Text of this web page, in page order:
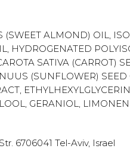
ALMOND) OIL,
HYDROGENATED
SATIVA (CARROT)
(SUNFLOWER)
GERANIOL,
6706041 Tel-Aviv, Israel